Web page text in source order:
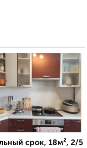
срок, 18м², 2/5